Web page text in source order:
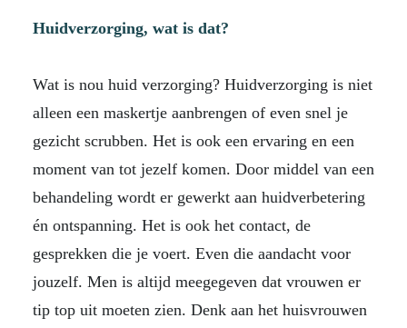
Huidverzorging, wat is dat?
Wat is nou huid verzorging? Huidverzorging is niet
alleen een maskertje aanbrengen of even snel je
gezicht scrubben. Het is ook een ervaring en een
moment van tot jezelf komen. Door middel van een
behandeling wordt er gewerkt aan huidverbetering
én ontspanning. Het is ook het contact, de
gesprekken die je voert. Even die aandacht voor
jouzelf. Men is altijd meegegeven dat vrouwen er
tip top uit moeten zien. Denk aan het huisvrouwen